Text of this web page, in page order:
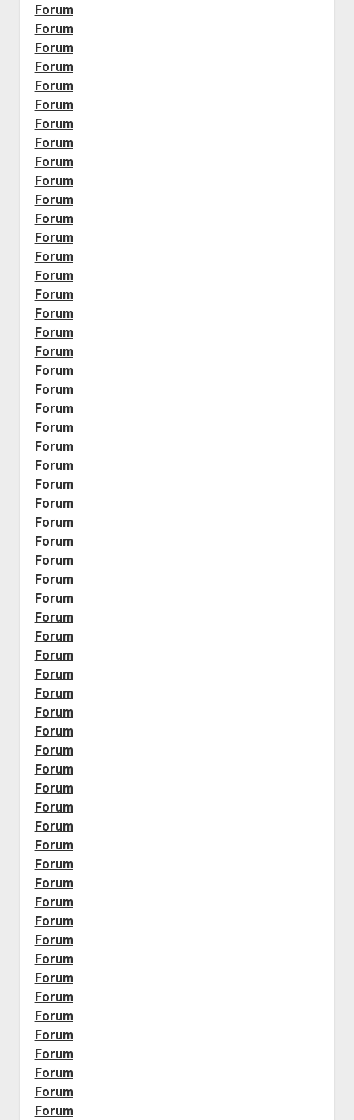
Forum
Forum
Forum
Forum
Forum
Forum
Forum
Forum
Forum
Forum
Forum
Forum
Forum
Forum
Forum
Forum
Forum
Forum
Forum
Forum
Forum
Forum
Forum
Forum
Forum
Forum
Forum
Forum
Forum
Forum
Forum
Forum
Forum
Forum
Forum
Forum
Forum
Forum
Forum
Forum
Forum
Forum
Forum
Forum
Forum
Forum
Forum
Forum
Forum
Forum
Forum
Forum
Forum
Forum
Forum
Forum
Forum
Forum
Forum